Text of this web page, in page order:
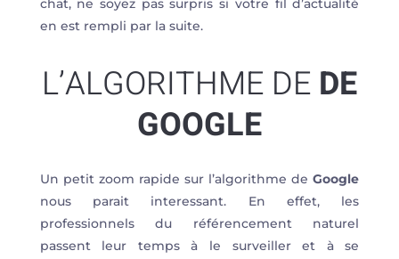
chat, ne soyez pas surpris si votre fil d’actualité
en est rempli par la suite.
L’ALGORITHME DE DE
GOOGLE
Un petit zoom rapide sur l’algorithme deGoogle
nous parait interessant. En effet, les
professionnels du référencement naturel
passent leur temps à le surveiller et à se